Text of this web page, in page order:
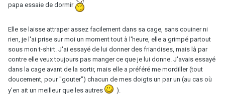
papa essaie de dormir
Elle se laisse attraper assez facilement dans sa cage, sans couiner ni
rien, je l'ai prise sur moi un moment tout à l'heure, elle a grimpé partout
sous mon t-shirt. J'ai essayé de lui donner des friandises, mais là par
contre elle veux toujours pas manger ce que je lui donne. J'avais essayé
dans la cage avant de la sortir, mais elle a préféré me mordiller (tout
doucement, pour "gouter") chacun de mes doigts un par un (au cas où
y'en ait un meilleur que les autres
).